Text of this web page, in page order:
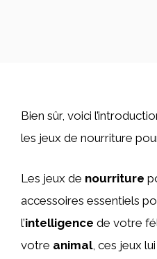
Bien sûr, voici
les jeux de nourriture
Les jeux de nourriture
accessoires essentiels
l’intelligence de votre
votre animal, ces jeux